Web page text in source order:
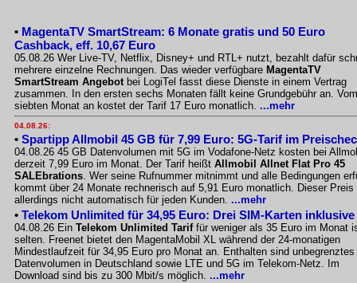
• MagentaTV SmartStream: 6 Monate gratis und 50 Euro
Cashback, eff. 10,67 Euro
05.08.26 Wer Live-TV, Netflix, Disney+ und RTL+ nutzt, bezahlt dafür
mehrere einzelne Rechnungen. Das wieder verfügbare MagentaTV
SmartStream Angebotbei LogiTel fasst diese Dienste in einem Vertrag
zusammen. In den ersten sechs Monaten fällt keine Grundgebühr an. Vom
siebten Monat an kostet der Tarif 17 Euro monatlich. ...mehr
04.08.26:
• Spartipp Allmobil 45 GB für 7,99 Euro: 5G-Tarif im
04.08.26 45 GB Datenvolumen mit 5G im Vodafone-Netz kosten bei
derzeit 7,99 Euro im Monat. Der Tarif heißt Allmobil Allnet Flat Pro 45
SALEbrations. Wer seine Rufnummer mitnimmt und alle Bedingungen
kommt über 24 Monate rechnerisch auf 5,91 Euro monatlich. Dieser Preis
allerdings nicht automatisch für jeden Kunden. ...mehr
• Telekom Unlimited für 34,95 Euro: Drei SIM-Karten inklusive
04.08.26 Ein Telekom Unlimited Tariffür weniger als 35 Euro im Monat
selten. Freenet bietet den MagentaMobil XL während der 24-monatigen
Mindestlaufzeit für 34,95 Euro pro Monat an. Enthalten sind unbegrenztes
Datenvolumen in Deutschland sowie LTE und 5G im Telekom-Netz. Im
Download sind bis zu 300 Mbit/s möglich. ...mehr